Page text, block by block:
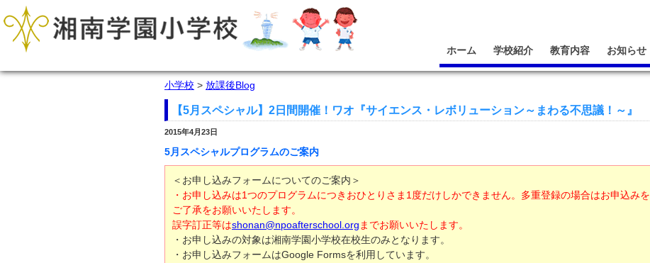
ホーム 学校紹介 教育内容 お知らせ
小学校 > 放課後Blog
【5月スペシャル】2日間開催！ワオ『サイエンス・レボリューション～まわる不思議！～』
2015年4月23日
5月スペシャルプログラムのご案内
＜お申し込みフォームについてのご案内＞
・お申し込みは1つのプログラムにつきおひとりさま1度だけしかできません。多重登録の場合はお申込み
ご了承をお願いいたします。
誤字訂正等はshonan@npoafterschool.org までお願いいたします。
・お申し込みの対象は湘南学園小学校在校生のみとなります。
・お申し込みフォームはGoogle Formsを利用しています。